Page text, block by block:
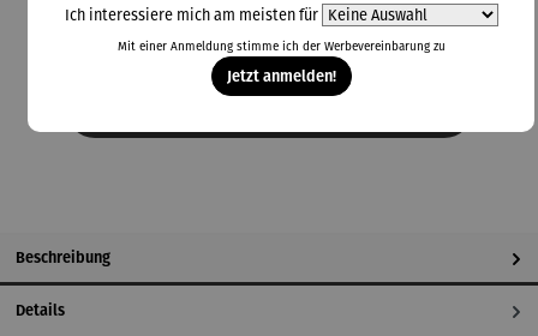
Farbauswahlauswählen
beige blau braun dunkelgrau hellgrau
Beschreibung
Details
Ich interessiere mich am meisten für
Mit einer Anmeldung stimme ich der Werbevereinbarungzu
Jetzt anmelden!